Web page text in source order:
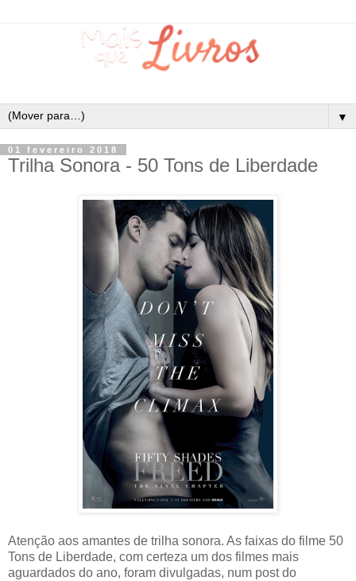
▼
01 fevereiro 2018
Trilha Sonora - 50 Tons de Liberdade
Atenção aos amantes de trilha sonora. As faixas do filme 50
Tons de Liberdade, com certeza um dos filmes mais
aguardados do ano, foram divulgadas, num post do